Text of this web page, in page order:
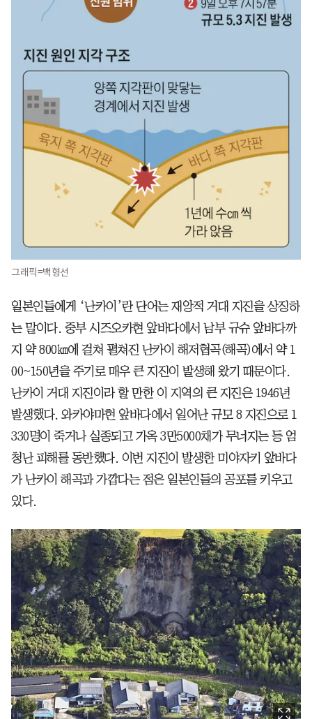
그래픽=백형선
일본인들에게 ‘난카이’란 단어는 재앙적 거대 지진을 상징하
는 말이다. 중부 시즈오카현 앞바다에서 남부 규슈 앞바다까
지 약 800㎞에 걸쳐 펼쳐진 난카이 해저협곡(해곡)에서 약 1
00~150년을 주기로 매우 큰 지진이 발생해 왔기 때문이다.
난카이 거대 지진이라 할 만한 이 지역의 큰 지진은 1946년
발생했다. 와카야마현 앞바다에서 일어난 규모 8 지진으로 1
330명이 죽거나 실종되고 가옥 3만5000채가 무너지는 등 엄
청난 피해를 동반했다. 이번 지진이 발생한 미야자키 앞바다
가 난카이 해곡과 가깝다는 점은 일본인들의 공포를 키우고
있다.